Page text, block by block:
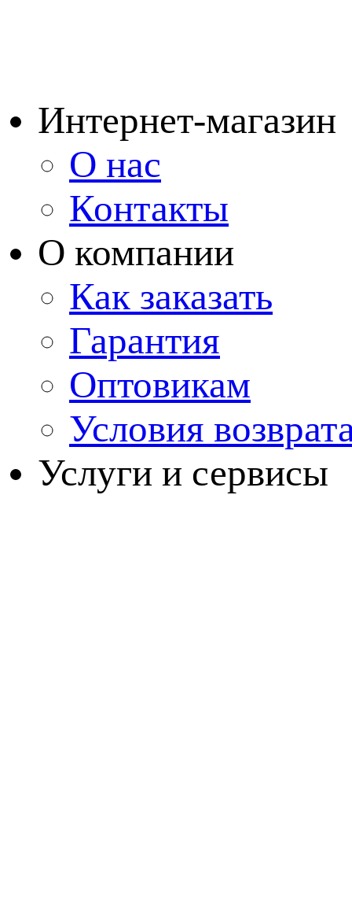
Интернет-магазин
О нас
Контакты
О компании
Как заказать
Гарантия
Оптовикам
Условия
Услуги и сервисы